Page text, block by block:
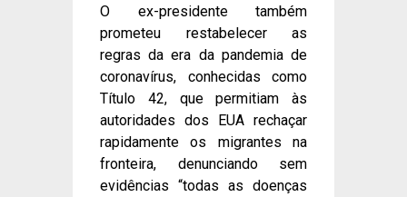
O ex-presidente também
prometeu restabelecer as
regras da era da pandemia de
coronavírus, conhecidas como
Título 42, que permitiam às
autoridades dos EUA rechaçar
rapidamente os migrantes na
fronteira, denunciando sem
evidências “todas as doenças